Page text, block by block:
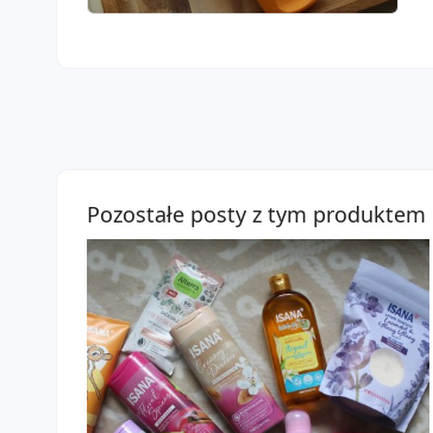
Pozostałe posty z tym produktem